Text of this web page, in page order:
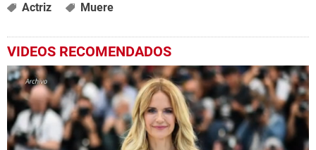
Actriz Muere
VIDEOS RECOMENDADOS